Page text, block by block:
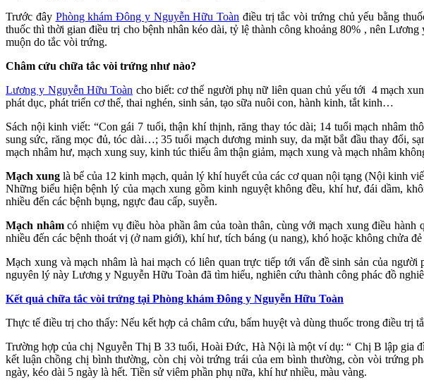
Trước đây Phòng khám Đông y Nguyễn Hữu Toàn điều trị tắc vòi trứng chủ yếu bằng
thuốc thì thời gian điều trị cho bệnh nhân kéo dài, tỷ lệ thành công khoảng 80% , nên
muộn do tắc vòi trứng.
Châm cứu chữa tắc vòi trứng như nào?
Lương y Nguyễn Hữu Toàn cho biết: cơ thể người phụ nữ liên quan chủ yếu tới 4 mạch
phát dục, phát triển cơ thể, thai nghén, sinh sản, tạo sữa nuôi con, hành kinh, tắt kinh…
Sách nội kinh viết: “Con gái 7 tuổi, thận khí thịnh, răng thay tóc dài; 14 tuổi mạch nhâm
sung sức, răng mọc đủ, tóc dài…; 35 tuổi mạch dương minh suy, da mặt bắt đầu thay đổi,
mạch nhâm hư, mạch xung suy, kinh túc thiếu âm thận giảm, mạch xung và mạch nhâm
Mạch xung là bể của 12 kinh mạch, quản lý khí huyết của các cơ quan nội tạng (Nội kinh
Những biểu hiện bệnh lý của mạch xung gồm kinh nguyệt không đều, khí hư, đái dầm,
nhiều đến các bệnh bụng, ngực đau cấp, suyễn.
Mạch nhâmcó nhiệm vụ điều hòa phần âm của toàn thân, cùng với mạch xung điều
nhiều đến các bệnh thoát vị (ở nam giới), khí hư, tích báng (u nang), khó hoặc không chửa
Mạch xung và mạch nhâm là hai mạch có liên quan trực tiếp tới vấn đề sinh sản của
nguyên lý này Lương y Nguyễn Hữu Toàn đã tìm hiểu, nghiên cứu thành công phác đồ
Kết quả chữa tắc vòi trứng tại Phòng khám Đông y Nguyễn Hữu Toàn
Thực tế điều trị cho thấy: Nếu kết hợp cả châm cứu, bấm huyệt và dùng thuốc trong điều
Trường hợp của chị Nguyễn Thị B 33 tuổi, Hoài Đức, Hà Nội là một ví dụ: “ Chị B lập gia
kết luận chồng chị bình thường, còn chị vòi trứng trái của em bình thường, còn vòi trứng
ngày, kéo dài 5 ngày là hết. Tiền sử viêm phần phụ nữa, khí hư nhiều, màu vàng.